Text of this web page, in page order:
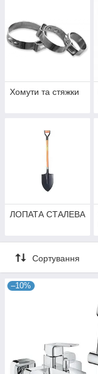
Хомути та стяжки
ЛОПАТА СТАЛЕВА
Сортування
–10%